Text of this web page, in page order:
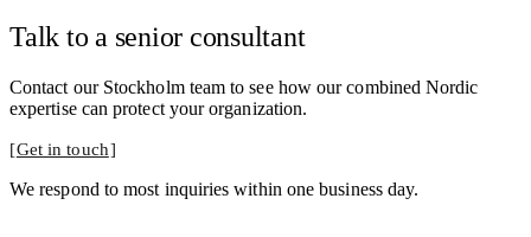
Talk to a senior consultant
Contact our Stockholm team to see how our combined Nordic
expertise can protect your organization.
Get in touch
We respond to most inquiries within one business day.